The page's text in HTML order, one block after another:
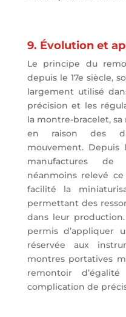
9. Évolution et
Le principe du
depuis le 17e siècle,
largement utilisé
précision et les
la montre-bracelet,
en raison des
mouvement. Depuis
manufactures
néanmoins relevé ce
facilité la
permettant des
dans leur
permis d’appliquer
réservée aux
montres portatives
remontoir
complication de